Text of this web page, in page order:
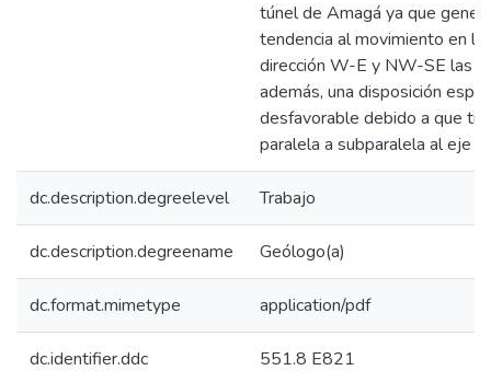
túnel de Amagá ya que
tendencia al movimiento en
dirección W-E y NW-SE las
además, una disposición
desfavorable debido a que
paralela a subparalela al eje
dc.description.degreelevel Trabajo
dc.description.degreename Geólogo(a)
dc.format.mimetype application/pdf
dc.identifier.ddc 551.8 E821